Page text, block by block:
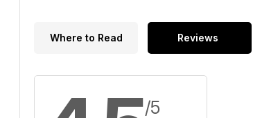
Where to Read Reviews
/5